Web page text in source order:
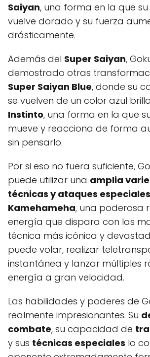
Saiyan, una forma en la que
vuelve dorado y su fuerza
drásticamente.
Además del Super Saiyan,
demostrado otras
Super Saiyan Blue, donde su
se vuelven de un color azul
Instinto, una forma en la que
mueve y reacciona de forma
sin pensarlo.
Por si eso no fuera suficiente,
puede utilizar una amplia
técnicas y ataques especiales
Kamehameha, una poderosa
energía que dispara con las
técnica más icónica y
puede volar, realizar
instantánea y lanzar múltiples
energía a gran velocidad.
Las habilidades y poderes de
realmente impresionantes. Su
combate, su capacidad de
y sus técnicas especiales lo